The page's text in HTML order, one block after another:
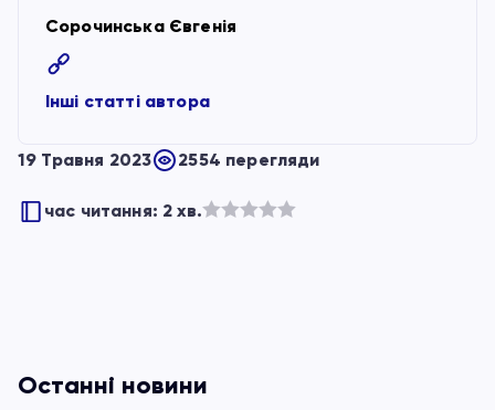
Сорочинська Євгенія
Інші статті автора
19 Травня 2023 2554 перегляди
час читання: 2 хв.
Останні новини